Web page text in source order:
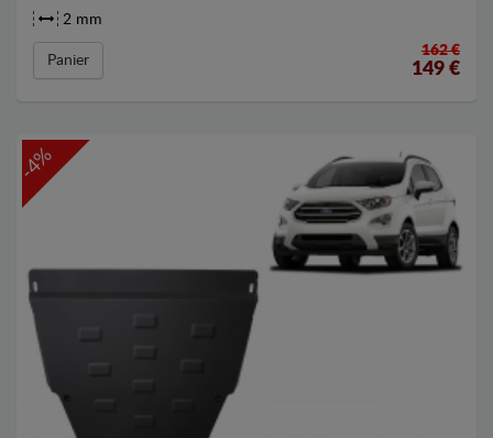
2 mm
Panier
162 €
149 €
-4%